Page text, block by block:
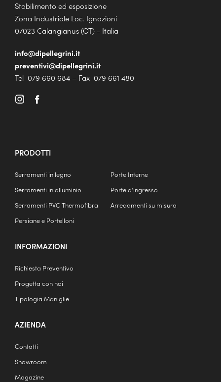
Stabilimento ed esposizione
Zona Industriale Loc. Ignazioni
07023 Calangianus (OT) - Italia
info@dipellegrini.it
preventivi@dipellegrini.it
Tel 079 660 684 – Fax 079 661 480
PRODOTTI
Serramenti in legno
Porte Interne
Serramenti in alluminio
Porte d’ingresso
Serramenti PVC Thermofibra
Arredamenti su misura
Persiane e Portelloni
INFORMAZIONI
Richiesta Preventivo
Progetta con noi
Tipologia Maniglie
AZIENDA
Contatti
Showroom
Magazine